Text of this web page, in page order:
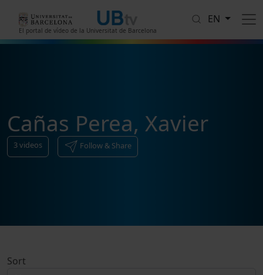
El portal de vídeo de la Universitat de Barcelona
EN
Cañas Perea, Xavier
3videos Follow & Share
Sort